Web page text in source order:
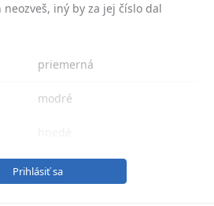
neozveš, iný by za jej číslo dal
priemerná
modré
Prihlásiť sa